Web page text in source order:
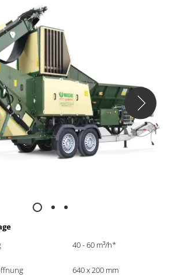
40 - 60 m³/h*
640 x 200 mm